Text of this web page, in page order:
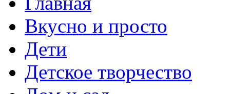
Вкусно и просто
Дети
Детское творчество